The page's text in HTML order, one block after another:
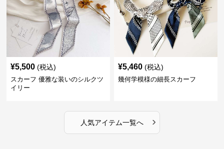
¥5,500 (税込)
スカーフ 優雅な装いのシルクツ
イリー
¥5,460 (税込)
幾何学模様の細長スカーフ
人気アイテム一覧へ ›